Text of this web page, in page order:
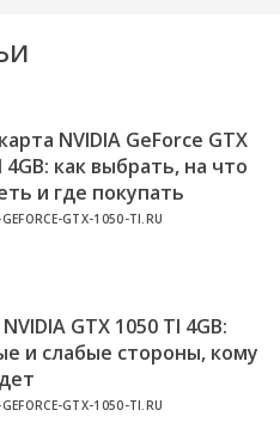
NVIDIA GeForce GTX
4GB: как выбрать, на что
и где покупать
GTX-1050-TI.RU
GTX 1050 TI 4GB:
и слабые стороны, кому
GTX-1050-TI.RU